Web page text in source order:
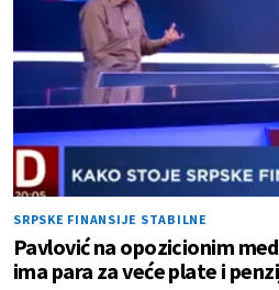
SRPSKE FINANSIJE STABILNE
Pavlović na opozicionim
ima para za veće plate i